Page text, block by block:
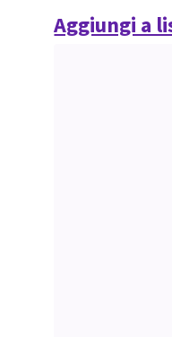
Aggiungi a